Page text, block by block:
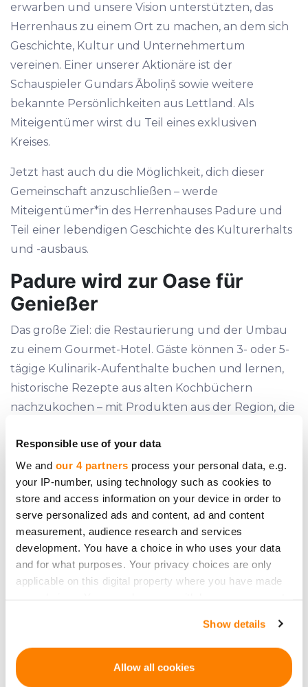
Responsible use of your data
We and our 4 partners process your personal data, e.g.
your IP-number, using technology such as cookies to
store and access information on your device in order to
serve personalized ads and content, ad and content
measurement, audience research and services
development. You have a choice in who uses your data
and for what purposes. Your privacy choices are only
applicable on this digital property where you have made
If you allow, we would also like to:
Show details
Allow all cookies
erwarben und unsere Vision unterstützten, das
Herrenhaus zu einem Ort zu machen, an dem sich
Geschichte, Kultur und Unternehmertum
vereinen. Einer unserer Aktionäre ist der
Schauspieler Gundars Āboliņš sowie weitere
bekannte Persönlichkeiten aus Lettland. Als
Miteigentümer wirst du Teil eines exklusiven
Kreises.
Jetzt hast auch du die Möglichkeit, dich dieser
Gemeinschaft anzuschließen – werde
Miteigentümer*in des Herrenhauses Padure und
Teil einer lebendigen Geschichte des Kulturerhalts
und -ausbaus.
Padure wird zur Oase für
Genießer
Das große Ziel: die Restaurierung und der Umbau
zu einem Gourmet-Hotel. Gäste können 3- oder 5-
tägige Kulinarik-Aufenthalte buchen und lernen,
historische Rezepte aus alten Kochbüchern
nachzukochen – mit Produkten aus der Region, die
gesellige Runden oder Live-Musik im Haus. Das
Angebot reduziert saisonale Schwankungen: Vor
Weihnachten gibt’s Festtagskurse, vor Ostern
Osterrezepte. Die Kurse finden unter der Woche
statt, an Wochenenden kann das Haus für Feiern
gemietet werden. Zusätzliche Einnahmen
entstehen durch Seminare, Konferenzen,
Fotoshootings u. ä. So werden Risiken minimiert und
der regionale Tourismus gefördert.
Laut aktuellen Schätzungen betragen die
Gesamtkosten der Restaurierung 1.500.000 €.
Attraktivität des Tourismussektors